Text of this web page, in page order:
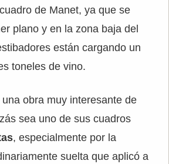
de Manet, ya que se
plano y en la zona baja del
están cargando un
toneles de vino.
obra muy interesante de
sea uno de sus cuadros
, especialmente por la
suelta que aplicó a